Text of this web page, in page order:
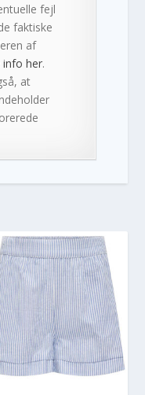
fejl
faktiske
af
info her.
at